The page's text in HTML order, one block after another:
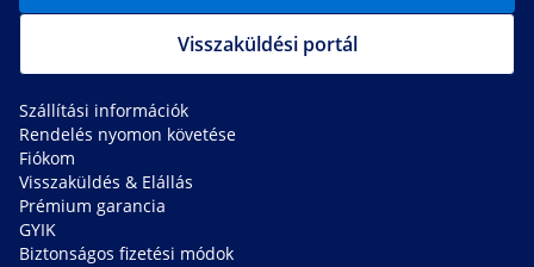
Visszaküldési portál
Szállítási információk
Rendelés nyomon követése
Fiókom
Visszaküldés & Elállás
Prémium garancia
GYIK
Biztonságos fizetési módok